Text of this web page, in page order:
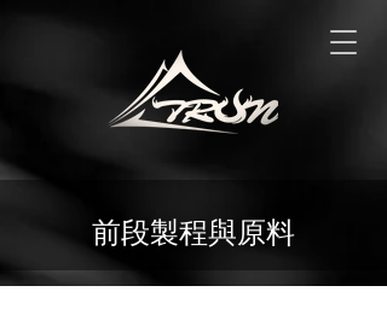
前段製程與原料